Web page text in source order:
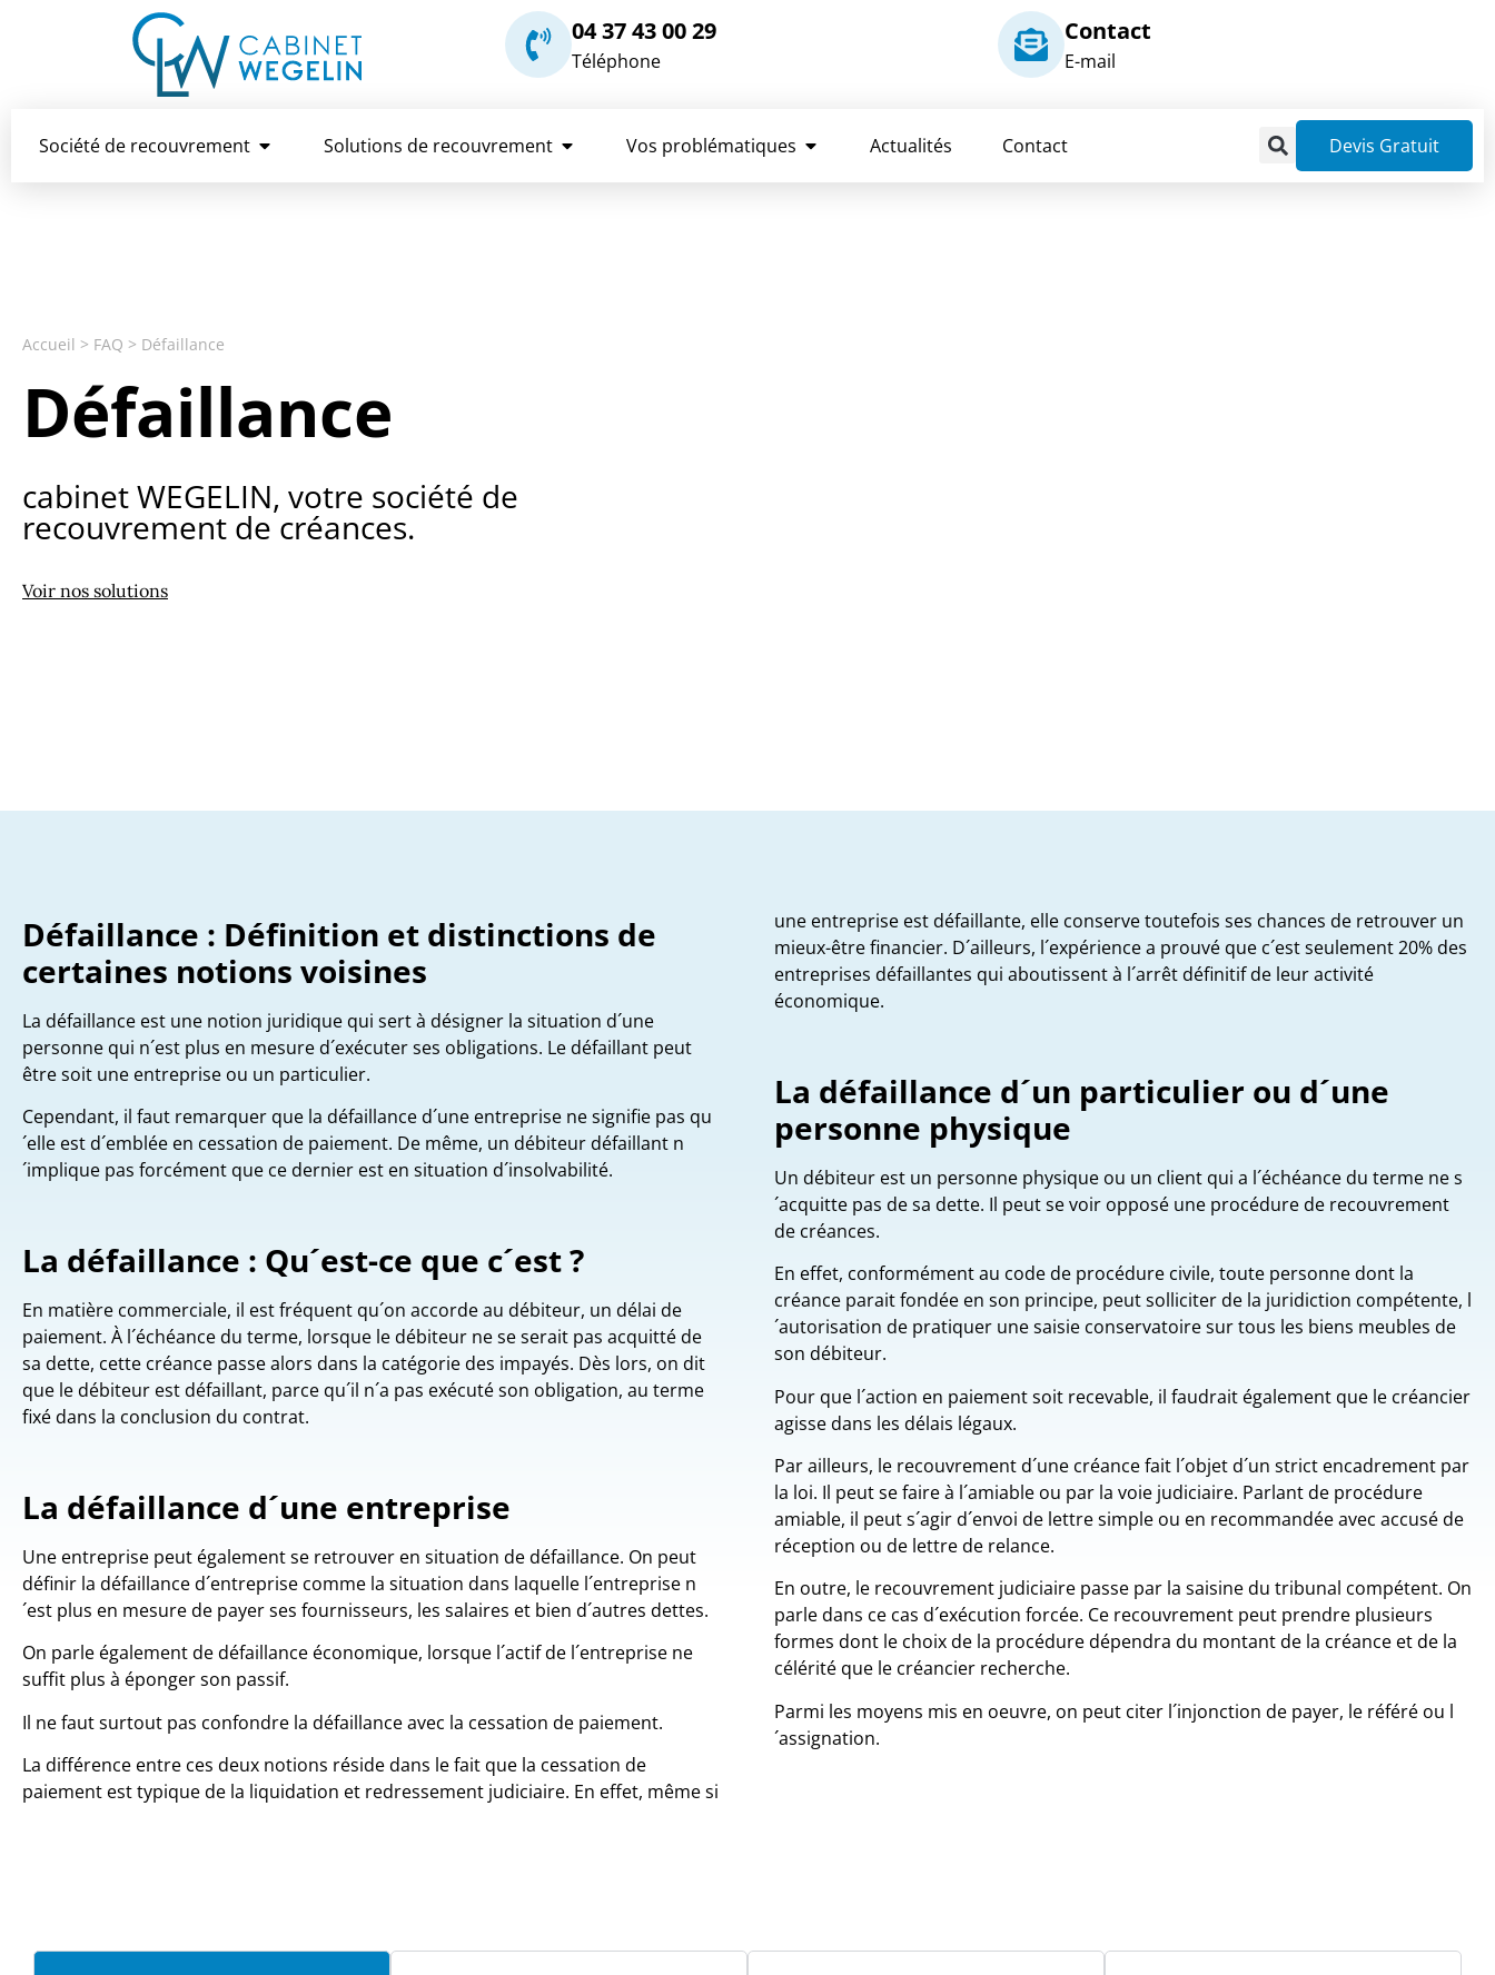
04 37 43 00 29
Téléphone
Contact
E-mail
Société de recouvrement Solutions de recouvrement Vos problématiques Actualités Contact Devis Gratuit
Accueil > FAQ > Défaillance
Défaillance
cabinet WEGELIN​, votre société de
recouvrement de créances.
Voir nos solutions
Défaillance : Définition et distinctions de
certaines notions voisines
La défaillance est une notion juridique qui sert à désigner la situation d´une
personne qui n´est plus en mesure d´exécuter ses obligations. Le défaillant peut
être soit une entreprise ou un particulier.
Cependant, il faut remarquer que la défaillance d´une entreprise ne signifie pas qu
´elle est d´emblée en cessation de paiement. De même, un débiteur défaillant n
´implique pas forcément que ce dernier est en situation d´insolvabilité.
La défaillance : Qu´est-ce que c´est ?
En matière commerciale, il est fréquent qu´on accorde au débiteur, un délai de
paiement. À l´échéance du terme, lorsque le débiteur ne se serait pas acquitté de
sa dette, cette créance passe alors dans la catégorie des impayés. Dès lors, on dit
que le débiteur est défaillant, parce qu´il n´a pas exécuté son obligation, au terme
fixé dans la conclusion du contrat.
La défaillance d´une entreprise
Une entreprise peut également se retrouver en situation de défaillance. On peut
définir la défaillance d´entreprise comme la situation dans laquelle l´entreprise n
´est plus en mesure de payer ses fournisseurs, les salaires et bien d´autres dettes.
On parle également de défaillance économique, lorsque l´actif de l´entreprise ne
suffit plus à éponger son passif.
Il ne faut surtout pas confondre la défaillance avec la cessation de paiement.
La différence entre ces deux notions réside dans le fait que la cessation de
paiement est typique de la liquidation et redressement judiciaire. En effet, même si
une entreprise est défaillante, elle conserve toutefois ses chances de retrouver un
mieux-être financier. D´ailleurs, l´expérience a prouvé que c´est seulement 20% des
entreprises défaillantes qui aboutissent à l´arrêt définitif de leur activité
économique.
La défaillance d´un particulier ou d´une
personne physique
Un débiteur est un personne physique ou un client qui a l´échéance du terme ne s
´acquitte pas de sa dette. Il peut se voir opposé une procédure de recouvrement
de créances.
En effet, conformément au code de procédure civile, toute personne dont la
créance parait fondée en son principe, peut solliciter de la juridiction compétente, l
´autorisation de pratiquer une saisie conservatoire sur tous les biens meubles de
son débiteur.
Pour que l´action en paiement soit recevable, il faudrait également que le créancier
agisse dans les délais légaux.
Par ailleurs, le recouvrement d´une créance fait l´objet d´un strict encadrement par
la loi. Il peut se faire à l´amiable ou par la voie judiciaire. Parlant de procédure
amiable, il peut s´agir d´envoi de lettre simple ou en recommandée avec accusé de
réception ou de lettre de relance.
En outre, le recouvrement judiciaire passe par la saisine du tribunal compétent. On
parle dans ce cas d´exécution forcée. Ce recouvrement peut prendre plusieurs
formes dont le choix de la procédure dépendra du montant de la créance et de la
célérité que le créancier recherche.
Parmi les moyens mis en oeuvre, on peut citer l´injonction de payer, le référé ou l
´assignation.